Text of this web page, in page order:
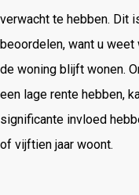
verwacht te hebben. Dit
beoordelen, want u
de woning blijft wonen.
een lage rente hebben,
significante invloed
of vijftien jaar woont.